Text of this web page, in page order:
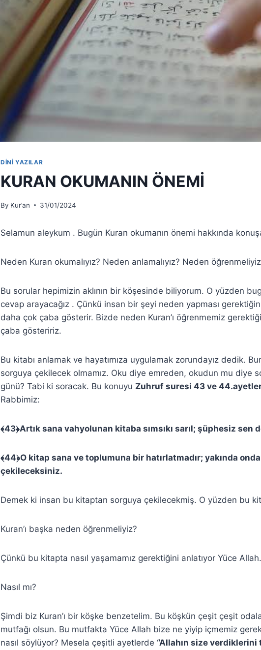
DİNİ YAZILAR
KURAN OKUMANIN ÖNEMİ
By Kur’an 31/01/2024
Selamun aleykum . Bugün Kuran okumanın önemi hakkında
Neden Kuran okumalıyız? Neden anlamalıyız? Neden
Bu sorular hepimizin aklının bir köşesinde biliyorum. O yüzden
cevap arayacağız . Çünkü insan bir şeyi neden yapması
daha çok çaba gösterir. Bizde neden Kuran’ı öğrenmemiz
çaba gösteririz.
Bu kitabı anlamak ve hayatımıza uygulamak zorundayız dedik.
sorguya çekilecek olmamız. Oku diye emreden, okudun mu diye
günü? Tabi ki soracak. Bu konuyu Zuhruf suresi 43 ve
Rabbimiz:
﴾43﴿Artık sana vahyolunan kitaba sımsıkı sarıl; şüphesiz sen
﴾44﴿O kitap sana ve toplumuna bir hatırlatmadır; yakında
çekileceksiniz.
Demek ki insan bu kitaptan sorguya çekilecekmiş. O yüzden bu
Kuran’ı başka neden öğrenmeliyiz?
Çünkü bu kitapta nasıl yaşamamız gerektiğini anlatıyor Yüce Allah.
Nasıl mı?
Şimdi biz Kuran’ı bir köşke benzetelim. Bu köşkün çeşit çeşit
mutfağı olsun. Bu mutfakta Yüce Allah bize ne yiyip içmemiz
nasıl söylüyor? Mesela çeşitli ayetlerde “Allahın size